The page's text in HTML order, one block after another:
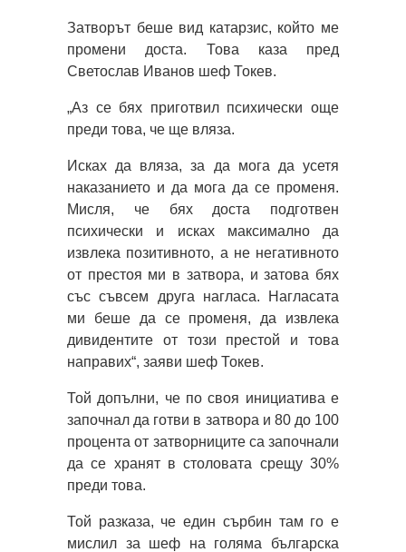
Затворът беше вид катарзис, който ме
промени доста. Това каза пред
Светослав Иванов шеф Токев.
„Аз се бях приготвил психически още
преди това, че ще вляза.
Исках да вляза, за да мога да усетя
наказанието и да мога да се променя.
Мисля, че бях доста подготвен
психически и исках максимално да
извлека позитивното, а не негативното
от престоя ми в затвора, и затова бях
със съвсем друга нагласа. Нагласата
ми беше да се променя, да извлека
дивидентите от този престой и това
направих“, заяви шеф Токев.
Той допълни, че по своя инициатива е
започнал да готви в затвора и 80 до 100
процента от затворниците са започнали
да се хранят в столовата срещу 30%
преди това.
Той разказа, че един сърбин там го е
мислил за шеф на голяма българска